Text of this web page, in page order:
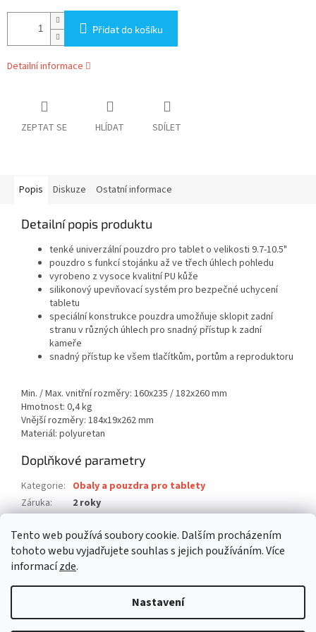
Tento web používá soubory cookie. Dalším procházením
tohoto webu vyjadřujete souhlas s jejich používáním. Více
informacízde.
Nastavení
Přidat do košíku
Detailní informace
ZEPTAT SE HLÍDAT SDÍLET
Popis Diskuze Ostatní informace
Detailní popis produktu
tenké univerzální pouzdro pro tablet o velikosti 9.7-10.5"
pouzdro s funkcí stojánku až ve třech úhlech pohledu
vyrobeno z vysoce kvalitní PU kůže
silikonový upevňovací systém pro bezpečné uchycení
tabletu
speciální konstrukce pouzdra umožňuje sklopit zadní
stranu v různých úhlech pro snadný přístup k zadní
kameře
snadný přístup ke všem tlačítkům, portům a reproduktoru
Min. / Max. vnitřní rozměry: 160x235 / 182x260 mm
Hmotnost: 0,4 kg
Vnější rozměry: 184x19x262 mm
Materiál: polyuretan
Doplňkové parametry
Kategorie: Obaly a pouzdra pro tablety
Záruka:
2 roky
EAN: 4260403577745
Vytvořil Shoptet